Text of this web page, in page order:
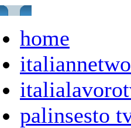
home
palinsesto